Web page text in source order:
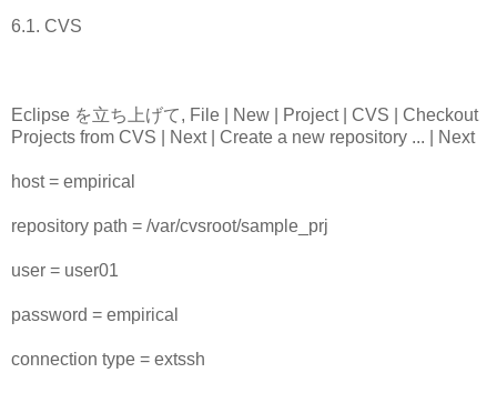
6.1. CVS
Eclipse を立ち上げて, File | New | Project | CVS | Checkout
Projects from CVS | Next | Create a new repository ... | Next
host = empirical
repository path = /var/cvsroot/sample_prj
user = user01
password = empirical
connection type = extssh